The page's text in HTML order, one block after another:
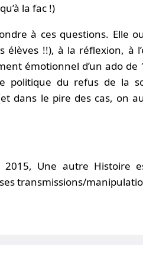
la fac !)
à ces questions. Elle
élèves !!), à la réflexion, à
émotionnel d’un ado de
politique du refus de la
dans le pire des cas, on
Une autre Histoire
transmissions/